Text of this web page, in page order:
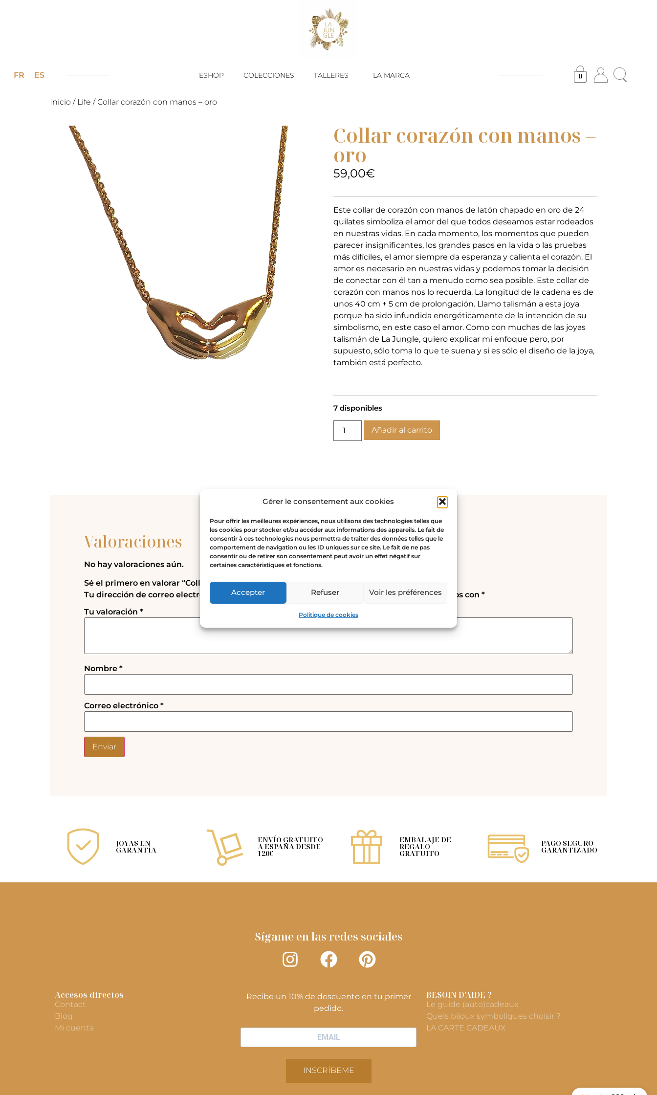
Gérer le consentement aux cookies
Pour offrir les meilleures expériences, nous utilisons des technologies telles que
les cookies pour stocker et/ou accéder aux informations des appareils. Le fait de
consentir à ces technologies nous permettra de traiter des données telles que le
comportement de navigation ou les ID uniques sur ce site. Le fait de ne pas
consentir ou de retirer son consentement peut avoir un effet négatif sur
certaines caractéristiques et fonctions.
Accepter Refuser Voir les préférences
Politique de cookies
FR ES ESHOP COLECCIONES TALLERES LA MARCA 0
Inicio / Life / Collar corazón con manos – oro
Collar corazón con manos –
oro
59,00€
Este collar de corazón con manos de latón chapado en oro de 24
quilates simboliza el amor del que todos deseamos estar rodeados
en nuestras vidas. En cada momento, los momentos que pueden
parecer insignificantes, los grandes pasos en la vida o las pruebas
más difíciles, el amor siempre da esperanza y calienta el corazón. El
amor es necesario en nuestras vidas y podemos tomar la decisión
de conectar con él tan a menudo como sea posible. Este collar de
corazón con manos nos lo recuerda. La longitud de la cadena es de
unos 40 cm + 5 cm de prolongación. Llamo talismán a esta joya
porque ha sido infundida energéticamente de la intención de su
simbolismo, en este caso el amor. Como con muchas de las joyas
talismán de La Jungle, quiero explicar mi enfoque pero, por
supuesto, sólo toma lo que te suena y si es sólo el diseño de la joya,
también está perfecto.
7 disponibles
Añadir al carrito
Valoraciones
No hay valoraciones aún.
Sé el primero en valorar “Collar corazón con manos – oro”
Tu dirección de correo electrónico no será publicada.
Los campos obligatorios están marcados con *
Tu valoración *
Nombre *
Correo electrónico *
JOYAS EN
GARANTÍA
ENVÍO GRATUITO
A ESPAÑA DESDE
120€
EMBALAJE DE
REGALO
GRATUITO
PAGO SEGURO
GARANTIZADO
Sígame en las redes sociales
Accesos directos
Contact
Blog
Mi cuenta
Recibe un 10% de descuento en tu primer
pedido.
INSCRÍBEME
BESOIN D’AIDE ?
Le guide (auto)cadeaux
Quels bijoux symboliques choisir ?
LA CARTE CADEAUX